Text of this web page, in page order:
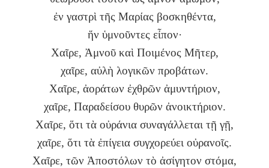
ἐν γαστρὶ τῆς Μαρίας βοσκηθέντα,
ἥν ὑμνοῦντες εἶπον·
Χαῖρε, Ἀμνοῦ καὶ Ποιμένος Μῆτερ,
χαῖρε, αὐλὴ λογικῶν προβάτων.
Χαῖρε, ἀοράτων ἐχθρῶν ἀμυντήριον,
χαῖρε, Παραδείσου θυρῶν ἀνοικτήριον.
Χαῖρε, ὅτι τὰ οὐράνια συναγάλλεται τῇ γῇ,
χαῖρε, ὅτι τὰ ἐπίγεια συγχορεύει οὐρανοῖς.
Χαῖρε, τῶν Ἀποστόλων τὸ ἀσίγητον στόμα,